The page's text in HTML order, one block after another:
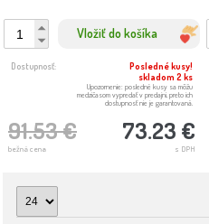
Vložiť do košíka
91.53 €
bežná cena
73.23 €
s DPH
Dostupnosť:
Posledné kusy!
skladom 2 ks
Upozornenie: posledné kusy sa môžu
medzičasom vypredať v predajni, preto ich
dostupnosť nie je garantovaná.